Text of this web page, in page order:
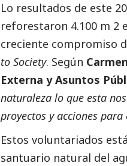
Lo resultados de este
reforestaron 4.100 m 2
creciente compromiso
to Society. Según
Externa y Asuntos
naturaleza lo que esta
proyectos y acciones
Estos voluntariados
santuario natural del